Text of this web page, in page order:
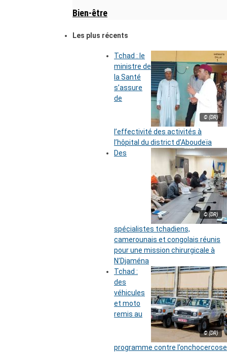
Bien-être
Les plus récents
© (DR)
Tchad : le
ministre de
la Santé
s’assure
de
l’effectivité des activités à
l’hôpital du district d’Aboudeïa
© (DR)
Des
spécialistes tchadiens,
camerounais et congolais réunis
pour une mission chirurgicale à
N’Djaména
© (DR)
Tchad :
des
véhicules
et moto
remis au
programme contre l’onchocercose